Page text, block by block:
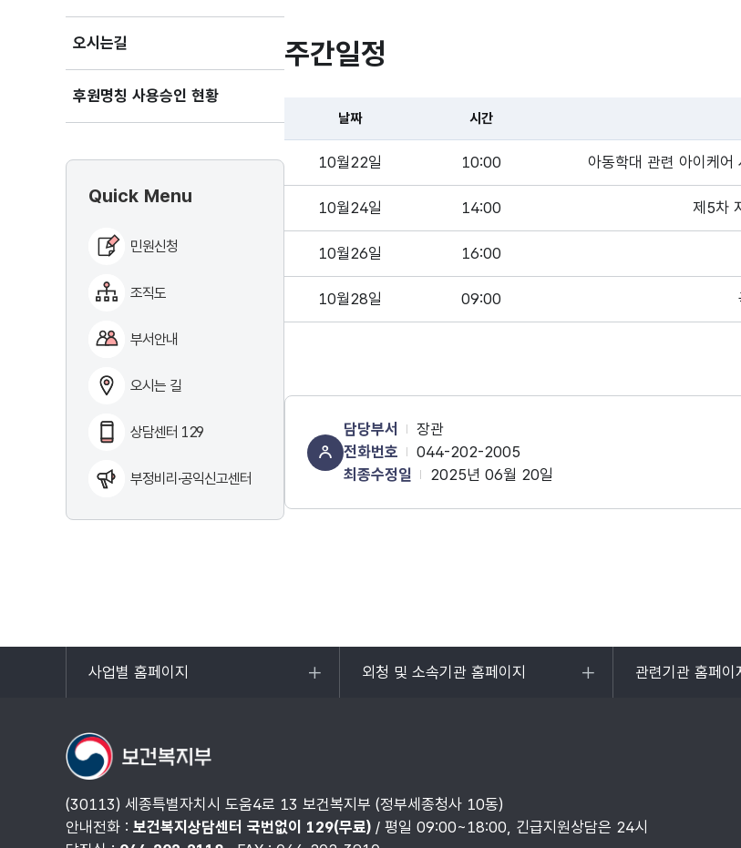
펼치기
오시는길
후원명칭 사용승인 현황
Quick Menu
민원신청
조직도
부서안내
오시는 길
상담센터 129
부정비리·공익신고센터
주간일정
날짜 시간
10월22일 10:00 아동학대 관련 아이케어
10월24일 14:00 제5차
10월26일 16:00
10월28일 09:00
담당부서
장관
전화번호
044-202-2005
최종수정일
2025년 06월 20일
사업별 홈페이지
목록
외청 및 소속기관 홈페이지
목록
관련기관 홈페이
목록
(30113) 세종특별자치시 도움4로 13 보건복지부 (정부세종청사 10동)
안내전화 : 보건복지상담센터 국번없이 129(무료) / 평일 09:00~18:00, 긴급지원상담은 24시